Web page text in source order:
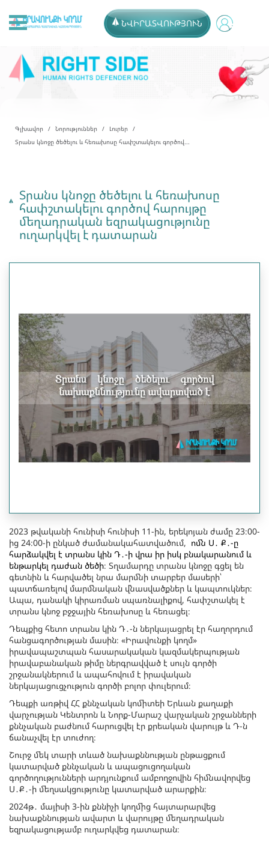
ՆՎԻՐԱՏՎՈՒԹՅՈՒՆ
Գլխավոր Նորություններ
Լուրեր
Տրանս կնոջը ծեծելու և հեռախոսը հափշտակելու գործով...
Տրանս կնոջը ծեծելու և հեռախոսը
հափշտակելու գործով հարույթը
մեղադրական եզրակացությունը
ուղարկվել է դատարան
2023 թվականի հունիսի հունիսի 11-ին, երեկոյան ժամը 23։00-
ից 24։00-ի ընկած ժամանակահատվածում, ոմն Ս․ Ք․-ը
հարձակվել է տրանս կին Դ․-ի վրա իր իսկ բնակարանում և
ենթարկել դաժան ծեծի։ Տղամարդը տրանս կնոջը գցել են
գետնին և հարվածել նրա մարմնի տարբեր մասերի՝
պատճառելով մարմնական վնասվածքներ և կապտուկներ։
Ապա, դանակի կիրառման սպառնալիքով, հափշտակել է
տրանս կնոջ բջջային հեռախոսը և հեռացել։
Դեպքից հետո տրանս կին Դ․-ն ներկայացրել էր հաղորդում
հանցագործության մասին։ «Իրավունքի կողմ»
իրավապաշտպան հասարակական կազմակերպության
իրավաբանական թիմը ներգրավված է սույն գործի
շրջանակներում և ապահովում է իրավական
ներկայացուցչություն գործի բոլոր փուլերում։
Դեպքի առթիվ ՀՀ քննչական կոմիտեի Երևան քաղաքի
վարչության Կենտրոն և Նորք-Մարաշ վարչական շրջանների
քննչական բաժնում հարուցվել էր քրեական վարույթ և Դ-ն
ճանաչվել էր տուժող։
Շուրջ մեկ տարի տևած նախաքննության ընթացքում
կատարված քննչական և ապացուցողական
գործողությունների արդյունքում ամբողջովին հիմնավորվեց
Ս․Ք․-ի մեղսակցությունը կատարված արարքին։
2024թ․ մայիսի 3-ին քննիչի կողմից հայտարարվեց
նախաքննության ավարտ և վարույթը մեղադրական
եզրակացությամբ ուղարկվեց դատարան։